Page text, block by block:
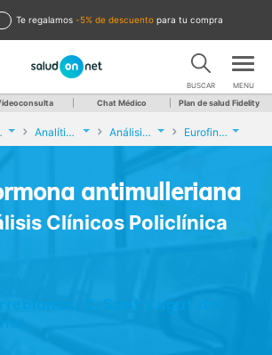
te regalamos -5% de descuento para tu compra
BUSCAR MENU
Chat Médico Plan de salud Fidelity
Analíticas y Genética Análisis hormona antimulleriana Eurofins Análisis Clínicos Policlínica Torreblanca
antimulleriana
Clínicos Policlínica
2, Sant Cugat del